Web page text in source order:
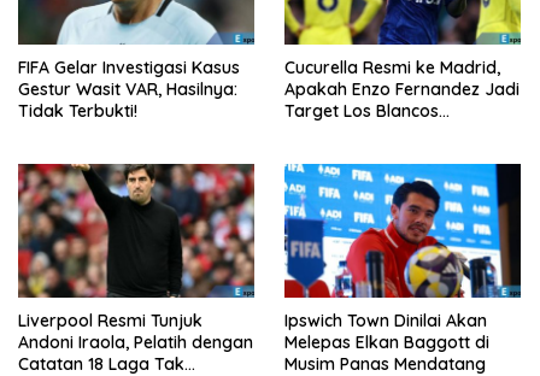
FIFA Gelar Investigasi Kasus
Gestur Wasit VAR, Hasilnya:
Tidak Terbukti!
Cucurella Resmi ke Madrid,
Apakah Enzo Fernandez Jadi
Target Los Blancos
Liverpool Resmi Tunjuk
Andoni Iraola, Pelatih dengan
Catatan 18 Laga Tak
Ipswich Town Dinilai Akan
Melepas Elkan Baggott di
Musim Panas Mendatang